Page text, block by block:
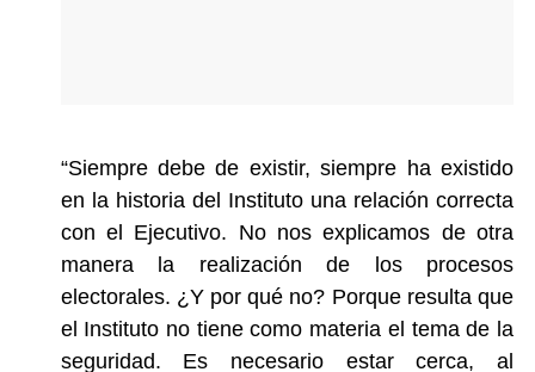
“Siempre debe de existir, siempre ha existido
en la historia del Instituto una relación correcta
con el Ejecutivo. No nos explicamos de otra
manera la realización de los procesos
electorales. ¿Y por qué no? Porque resulta que
el Instituto no tiene como materia el tema de la
seguridad. Es necesario estar cerca, al